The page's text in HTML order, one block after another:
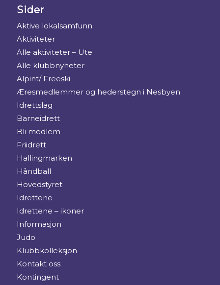
Sider
Aktive lokalsamfunn
Aktiviteter
Alle aktiviteter – Ute
Alle klubbnyheter
Alpint/ Freeski
Æresmedlemmer og hederstegn i Nesbyen
Idrettslag
Barneidrett
Bli medlem
Friidrett
Hallingmarken
Håndball
Hovedstyret
Idrettene
Idrettene – ikoner
Informasjon
Judo
Klubbkolleksjon
Kontakt oss
Kontingent